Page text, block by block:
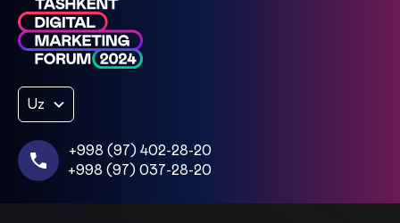
Uz
+998 (97) 402-28-20
+998 (97) 037-28-20